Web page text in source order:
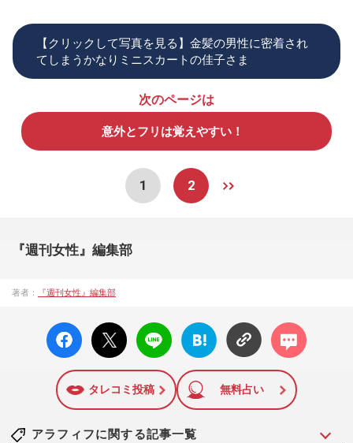
【クリックして写真を見る】金髪の男性に密着され
てしまうかなりミニスカートの佳子さま
次のページは
意外とフリは覚えやすい！
1 2
『週刊女性』編集部
著者： 『週刊女性』編集部
facebo
ok い
X ポス
ト
LINE
はてな
ブック
に追加
コメン
ト
タレコミ投稿 無料占い
アラフィフに関する記事一覧